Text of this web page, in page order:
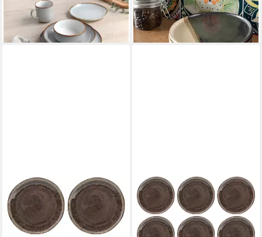
ab 11,33 €
lieferbar - in 4-5 Werktagen bei dir
(4,60 €/ 1 Stk)
lieferbar - in 3-4 Werktagen bei dir